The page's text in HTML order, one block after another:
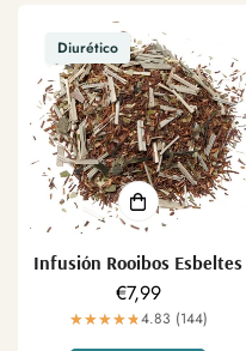
Diurético
Infusión Rooibos Esbeltes
Precio
regular
€7,99
4.83 (144)